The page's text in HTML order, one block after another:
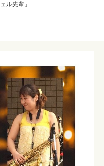
ル先輩」